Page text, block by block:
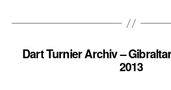
Dart Turnier Archiv –
2013